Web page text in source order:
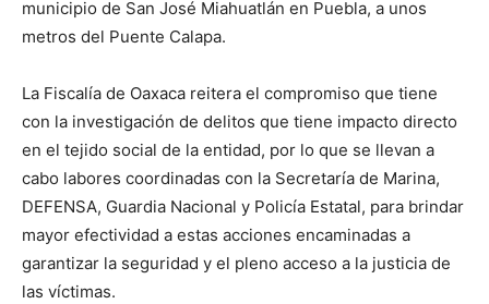
municipio de San José Miahuatlán en Puebla, a unos
metros del Puente Calapa.
La Fiscalía de Oaxaca reitera el compromiso que tiene
con la investigación de delitos que tiene impacto directo
en el tejido social de la entidad, por lo que se llevan a
cabo labores coordinadas con la Secretaría de Marina,
DEFENSA, Guardia Nacional y Policía Estatal, para brindar
mayor efectividad a estas acciones encaminadas a
garantizar la seguridad y el pleno acceso a la justicia de
las víctimas.